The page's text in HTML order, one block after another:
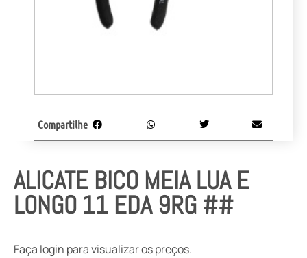
ALICATE BICO MEIA LUA E
LONGO 11 EDA 9RG ##
Faça login para visualizar os preços.
Compartilhe